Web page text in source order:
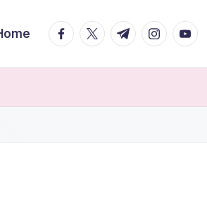
facebook.com
twitter.com
t.me